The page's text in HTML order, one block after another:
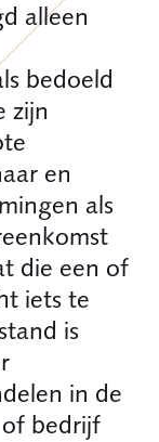
alleen
bedoeld
zijn
en
als
die een of
iets te
is
in de
bedrijf